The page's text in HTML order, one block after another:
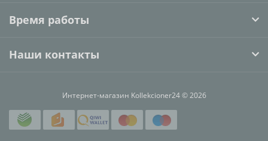
Время работы
Наши контакты
Интернет-магазин Kollekcioner24 © 2026